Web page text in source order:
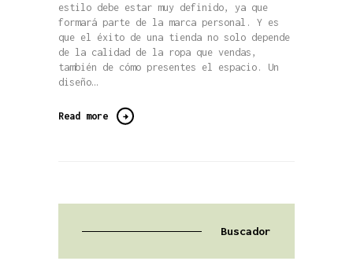
estilo debe estar muy definido, ya que
formará parte de la marca personal. Y es
que el éxito de una tienda no solo depende
de la calidad de la ropa que vendas,
también de cómo presentes el espacio. Un
diseño…
Read more
Buscador